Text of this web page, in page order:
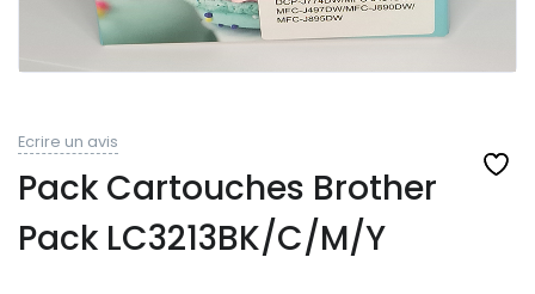
Ecrire un avis
Pack Cartouches Brother
Pack LC3213BK/C/M/Y